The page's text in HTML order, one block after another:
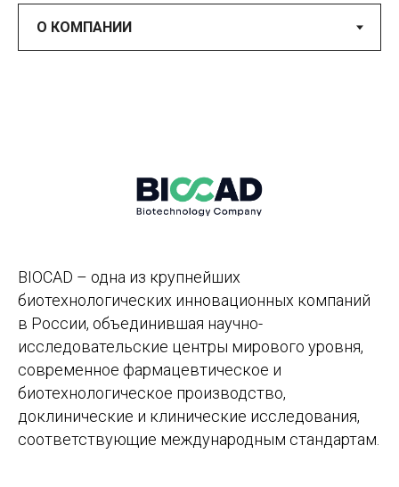
BIOCAD – одна из крупнейших
биотехнологических инновационных компаний
в России, объединившая научно-
исследовательские центры мирового уровня,
современное фармацевтическое и
биотехнологическое производство,
доклинические и клинические исследования,
соответствующие международным стандартам.